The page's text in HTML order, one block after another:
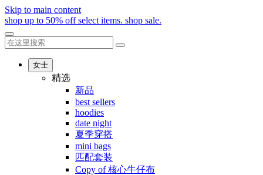
Skip to main content
shop up to 50% off select items. shop sale.
女士
精选
新品
best sellers
hoodies
date night
夏季穿搭
mini bags
匹配套装
Copy of 核心牛仔布